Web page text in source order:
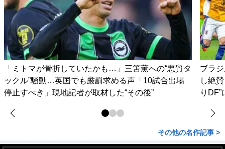
「ミトマが骨折していたかも…」三笘薫への“悪質タ
ックル”騒動…英国でも厳罰求める声「10試合出場
停止すべき」現地記者が取材した“その後”
ブラ
し絶
り
その他の名作記事 >